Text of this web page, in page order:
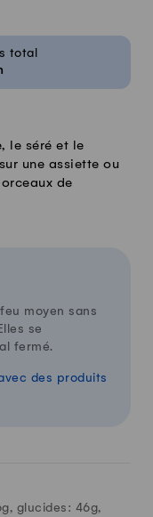
total
le séré et le
une assiette ou
de
moyen sans
se
fermé.
des produits
g, glucides: 46g,